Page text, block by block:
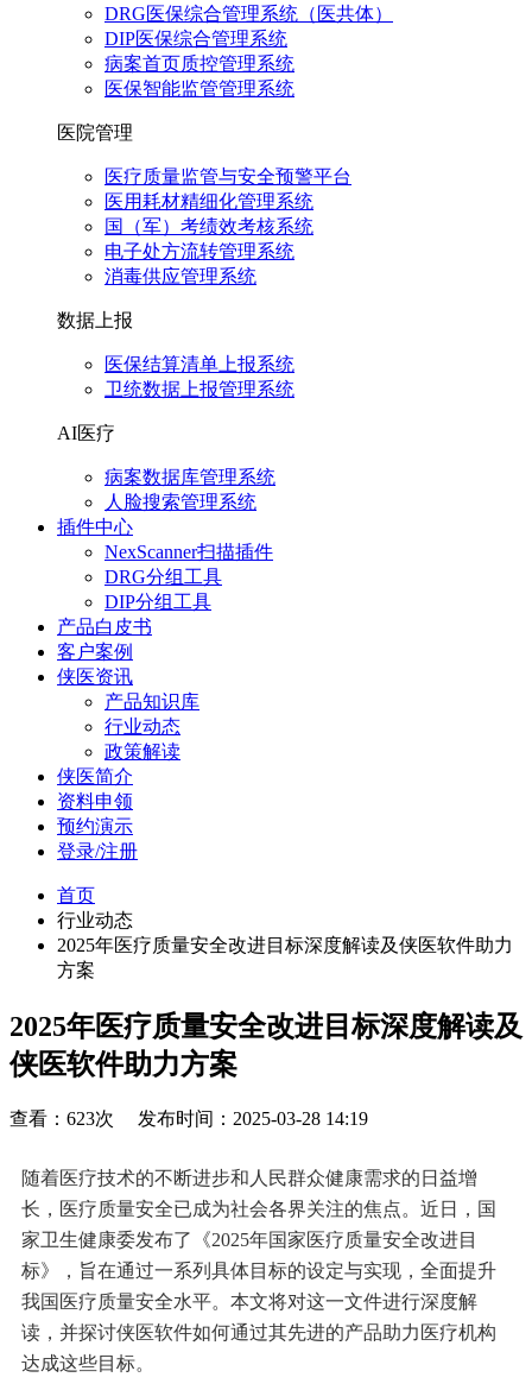
DRG医保综合管理系统（医共体）
DIP医保综合管理系统
病案首页质控管理系统
医保智能监管管理系统
医院管理
医疗质量监管与安全预警平台
医用耗材精细化管理系统
国（军）考绩效考核系统
电子处方流转管理系统
消毒供应管理系统
数据上报
医保结算清单上报系统
卫统数据上报管理系统
AI医疗
病案数据库管理系统
人脸搜索管理系统
插件中心
NexScanner扫描插件
DRG分组工具
DIP分组工具
产品白皮书
客户案例
侠医资讯
产品知识库
行业动态
政策解读
侠医简介
资料申领
预约演示
登录/注册
首页
行业动态
2025年医疗质量安全改进目标深度解读及侠医软件助力
方案
2025年医疗质量安全改进目标深度解读及
侠医软件助力方案
查看：623次 发布时间：2025-03-28 14:19
随着医疗技术的不断进步和人民群众健康需求的日益增
长，医疗质量安全已成为社会各界关注的焦点。近日，国
家卫生健康委发布了《2025年国家医疗质量安全改进目
标》，旨在通过一系列具体目标的设定与实现，全面提升
我国医疗质量安全水平。本文将对这一文件进行深度解
读，并探讨侠医软件如何通过其先进的产品助力医疗机构
达成这些目标。